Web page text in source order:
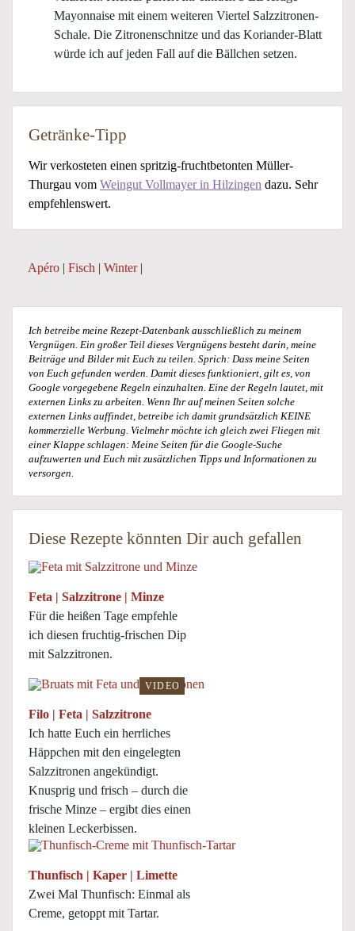
Mayonnaise mit einem weiteren Viertel Salzzitronen-
Schale. Die Zitronenschnitze und das Koriander-Blatt
würde ich auf jeden Fall auf die Bällchen setzen.
Getränke-Tipp
Wir verkosteten einen spritzig-fruchtbetonten Müller-
Thurgau vom Weingut Vollmayer in Hilzingen dazu. Sehr
empfehlenswert.
Apéro | Fisch | Winter|
Ich betreibe meine Rezept-Datenbank ausschließlich zu meinem
Vergnügen. Ein großer Teil dieses Vergnügens besteht darin, meine
Beiträge und Bilder mit Euch zu teilen. Sprich: Dass meine Seiten
von Euch gefunden werden. Damit dieses funktioniert, gilt es, von
Google vorgegebene Regeln einzuhalten. Eine der Regeln lautet, mit
externen Links zu arbeiten. Wenn Ihr auf meinen Seiten solche
externen Links auffindet, betreibe ich damit grundsätzlich KEINE
kommerzielle Werbung. Vielmehr möchte ich gleich zwei Fliegen mit
einer Klappe schlagen: Meine Seiten für die Google-Suche
aufzuwerten und Euch mit zusätzlichen Tipps und Informationen zu
versorgen.
Diese Rezepte könnten Dir auch gefallen
Feta | Salzzitrone | Minze
Für die heißen Tage empfehle
ich diesen fruchtig-frischen Dip
mit Salzzitronen.
VIDEO
Filo | Feta | Salzzitrone
Ich hatte Euch ein herrliches
Häppchen mit den eingelegten
Salzzitronen angekündigt.
Knusprig und frisch – durch die
frische Minze – ergibt dies einen
kleinen Leckerbissen.
Thunfisch | Kaper | Limette
Zwei Mal Thunfisch: Einmal als
Creme, getoppt mit Tartar.